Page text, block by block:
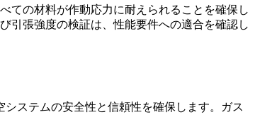
ての材料が作動応力に耐えられることを確保し
引張強度の検証は、性能要件への適合を確認し
ステムの安全性と信頼性を確保します。ガス